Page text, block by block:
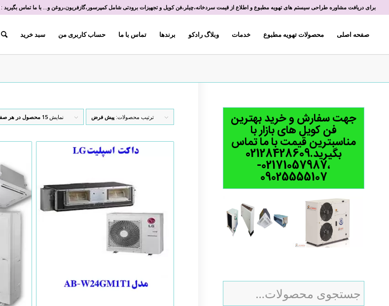
برای دریافت مشاوره طراحی سیستم های تهویه مطبوع و اطلاع از قیمت سردخانه،چیلر،فن کویل و تجهیزات برودتی شامل کمپرسور،گازفریون،روغن و... با ما تماس بگیرید :
صفحه اصلی محصولات تهویه مطبوع خدمات وبلاگ رادکو برندها تماس با ما حساب کاربری من سبد خرید
ترتیب محصولات: پیش فرض نمایش 15 محصول در هر صفحه جهت سفارش و خرید بهترین
فن کویل های بازار با
مناسبترین قیمت با ما تماس
بگیرید.02128428609
،02171057987-
09025555107